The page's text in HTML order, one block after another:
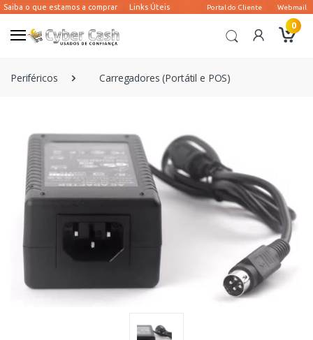
0
Periféricos Carregadores (Portátil e POS)